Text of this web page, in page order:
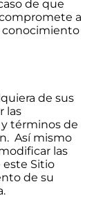
de que
a
de sus
las
términos de
Así mismo
las
Sitio
de su